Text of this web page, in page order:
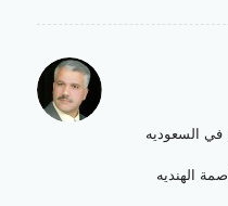
في السعوديه
الهنديه